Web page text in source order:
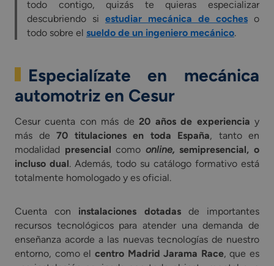
todo contigo, quizás te quieras especializar
descubriendo si estudiar mecánica de coches o
todo sobre el sueldo de un ingeniero mecánico.
Especialízate en mecánica
automotriz en Cesur
Cesur cuenta con más de20 años de experiencia y
más de 70 titulaciones en toda España, tanto en
modalidad presencial como online,semipresencial, o
incluso dual. Además, todo su catálogo formativo está
totalmente homologado y es oficial.
Cuenta con instalaciones dotadasde importantes
recursos tecnológicos para atender una demanda de
enseñanza acorde a las nuevas tecnologías de nuestro
entorno, como el centro Madrid Jarama Race, que es